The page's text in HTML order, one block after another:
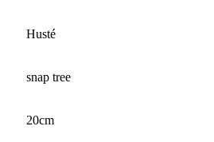
Husté
snap tree
20cm